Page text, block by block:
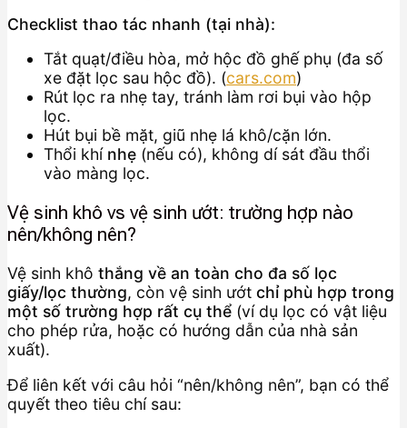
Checklist thao tác nhanh (tại nhà):
Tắt quạt/điều hòa, mở hộc đồ ghế phụ (đa số
xe đặt lọc sau hộc đồ). (cars.com)
Rút lọc ra nhẹ tay, tránh làm rơi bụi vào hộp
lọc.
Hút bụi bề mặt, giũ nhẹ lá khô/cặn lớn.
Thổi khí nhẹ (nếu có), không dí sát đầu thổi
vào màng lọc.
Vệ sinh khô vs vệ sinh ướt: trường hợp nào
nên/không nên?
Vệ sinh khô thắng về an toàn cho đa số lọc
giấy/lọc thường, còn vệ sinh ướt chỉ phù hợp trong
một số trường hợp rất cụ thể (ví dụ lọc có vật liệu
cho phép rửa, hoặc có hướng dẫn của nhà sản
xuất).
Để liên kết với câu hỏi “nên/không nên”, bạn có thể
quyết theo tiêu chí sau: